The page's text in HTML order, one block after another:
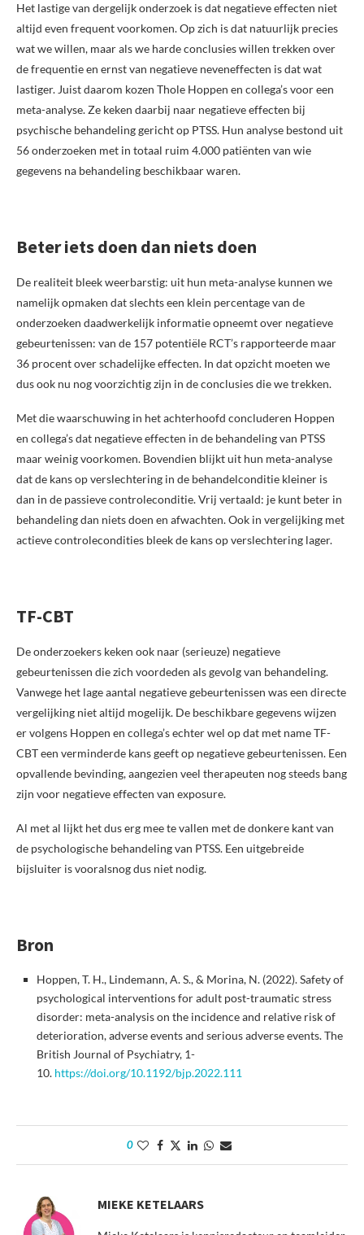
Het lastige van dergelijk onderzoek is dat negatieve effecten niet
altijd even frequent voorkomen. Op zich is dat natuurlijk precies
wat we willen, maar als we harde conclusies willen trekken over
de frequentie en ernst van negatieve neveneffecten is dat wat
lastiger. Juist daarom kozen Thole Hoppen en collega’s voor een
meta-analyse. Ze keken daarbij naar negatieve effecten bij
psychische behandeling gericht op PTSS. Hun analyse bestond uit
56 onderzoeken met in totaal ruim 4.000 patiënten van wie
gegevens na behandeling beschikbaar waren.
Beter iets doen dan niets doen
De realiteit bleek weerbarstig: uit hun meta-analyse kunnen we
namelijk opmaken dat slechts een klein percentage van de
onderzoeken daadwerkelijk informatie opneemt over negatieve
gebeurtenissen: van de 157 potentiële RCT’s rapporteerde maar
36 procent over schadelijke effecten. In dat opzicht moeten we
dus ook nu nog voorzichtig zijn in de conclusies die we trekken.
Met die waarschuwing in het achterhoofd concluderen Hoppen
en collega’s dat negatieve effecten in de behandeling van PTSS
maar weinig voorkomen. Bovendien blijkt uit hun meta-analyse
dat de kans op verslechtering in de behandelconditie kleiner is
dan in de passieve controleconditie. Vrij vertaald: je kunt beter in
behandeling dan niets doen en afwachten. Ook in vergelijking met
actieve controlecondities bleek de kans op verslechtering lager.
TF-CBT
De onderzoekers keken ook naar (serieuze) negatieve
gebeurtenissen die zich voordeden als gevolg van behandeling.
Vanwege het lage aantal negatieve gebeurtenissen was een directe
vergelijking niet altijd mogelijk. De beschikbare gegevens wijzen
er volgens Hoppen en collega’s echter wel op dat met name TF-
CBT een verminderde kans geeft op negatieve gebeurtenissen. Een
opvallende bevinding, aangezien veel therapeuten nog steeds bang
zijn voor negatieve effecten van exposure.
Al met al lijkt het dus erg mee te vallen met de donkere kant van
de psychologische behandeling van PTSS. Een uitgebreide
bijsluiter is vooralsnog dus niet nodig.
Bron
Hoppen, T. H., Lindemann, A. S., & Morina, N. (2022). Safety of
psychological interventions for adult post-traumatic stress
disorder: meta-analysis on the incidence and relative risk of
deterioration, adverse events and serious adverse events. The
British Journal of Psychiatry, 1-
10. https://doi.org/10.1192/bjp.2022.111
0
MIEKE KETELAARS